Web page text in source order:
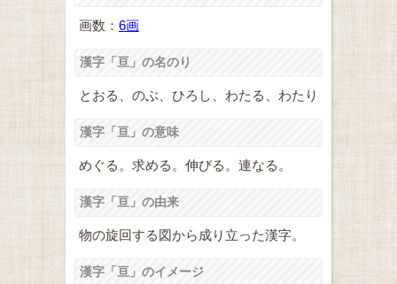
画数： 6画
漢字「亘」の名のり
とおる、のぶ、ひろし、わたる、わたり
漢字「亘」の意味
めぐる。求める。伸びる。連なる。
漢字「亘」の由来
物の旋回する図から成り立った漢字。
漢字「亘」のイメージ